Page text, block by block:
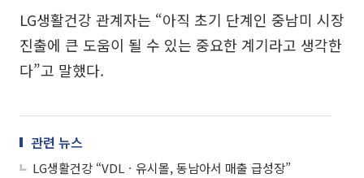
LG생활건강 관계자는 “아직 초기 단계인 중남미 시장
진출에 큰 도움이 될 수 있는 중요한 계기라고 생각한
다”고 말했다.
관련 뉴스
LG생활건강 “VDLㆍ유시몰, 동남아서 매출 급성장”